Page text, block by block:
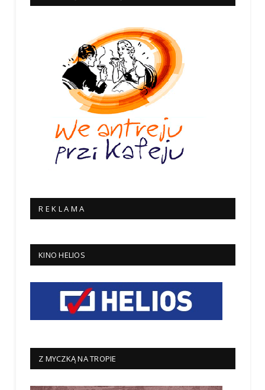
R E K L A M A
KINO HELIOS
Z MYCZKĄ NA TROPIE